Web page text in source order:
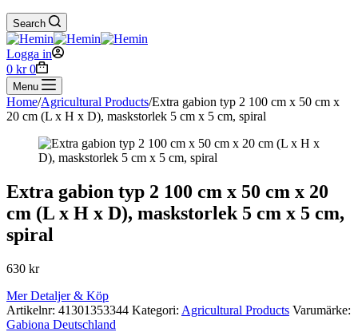
Search
Logga in
Shopping
cart
0 kr 0
Menu
Home/Agricultural Products/Extra gabion typ 2 100 cm x 50 cm x
20 cm (L x H x D), maskstorlek 5 cm x 5 cm, spiral
Extra gabion typ 2 100 cm x 50 cm x 20
cm (L x H x D), maskstorlek 5 cm x 5 cm,
spiral
630 kr
Mer Detaljer & Köp
Artikelnr: 41301353344 Kategori: Agricultural Products Varumärke:
Gabiona Deutschland